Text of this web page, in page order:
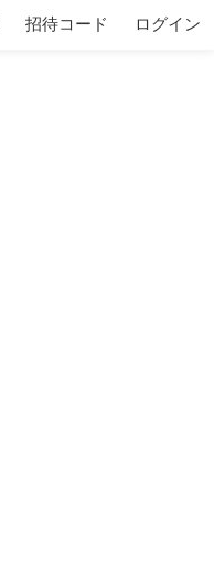
招待コード ログイン